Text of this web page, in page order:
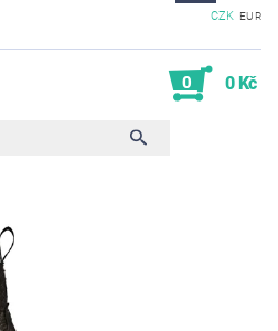
CZK EUR
0 0 Kč